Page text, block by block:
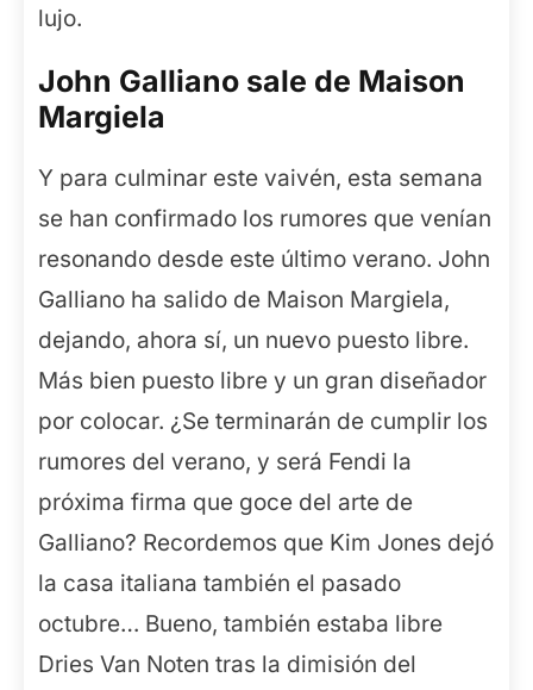
lujo.
John Galliano sale de Maison
Margiela
Y para culminar este vaivén, esta semana
se han confirmado los rumores que venían
resonando desde este último verano. John
Galliano ha salido de Maison Margiela,
dejando, ahora sí, un nuevo puesto libre.
Más bien puesto libre y un gran diseñador
por colocar. ¿Se terminarán de cumplir los
rumores del verano, y será Fendi la
próxima firma que goce del arte de
Galliano? Recordemos que Kim Jones dejó
la casa italiana también el pasado
octubre… Bueno, también estaba libre
Dries Van Noten tras la dimisión del